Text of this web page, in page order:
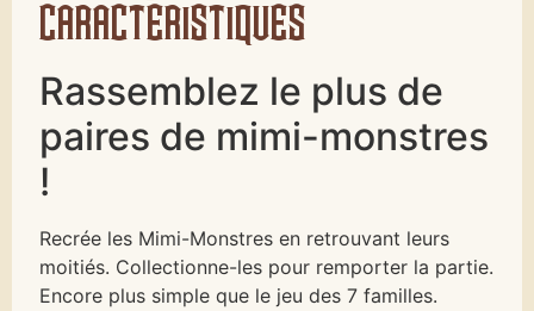
caractéristiques
Rassemblez le plus de
paires de mimi-monstres
!
Recrée les Mimi-Monstres en retrouvant leurs
moitiés. Collectionne-les pour remporter la partie.
Encore plus simple que le jeu des 7 familles.